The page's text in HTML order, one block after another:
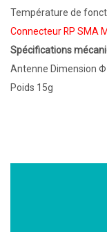
Température de
Connecteur RP SMA
Spécifications
Antenne Dimension
Poids 15g